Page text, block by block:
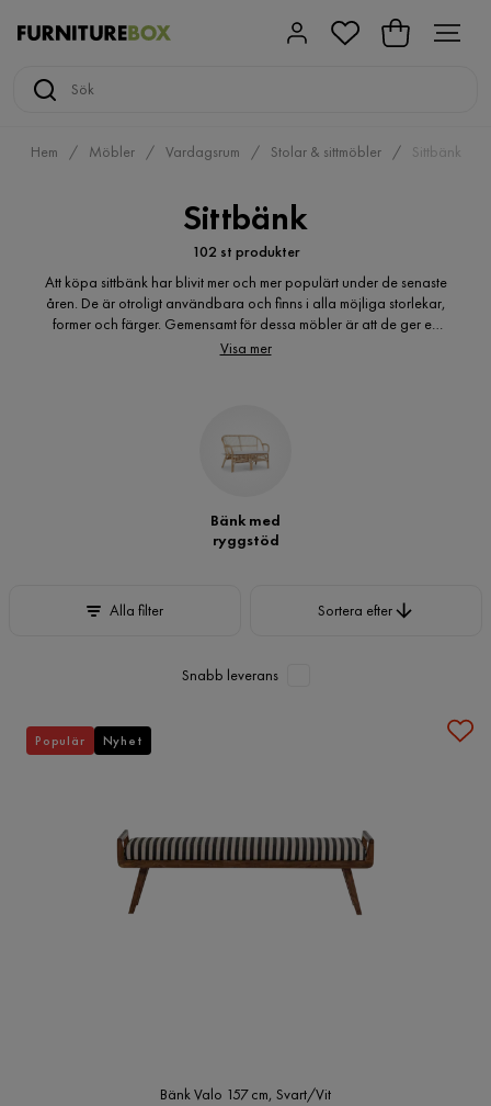
Hem Möbler Vardagsrum Stolar & sittmöbler Sittbänk
Sittbänk
102 st produkter
Att köpa sittbänk har blivit mer och mer populärt under de senaste
åren. De är otroligt användbara och finns i alla möjliga storlekar,
former och färger. Gemensamt för dessa möbler är att de ger en
känsla av både lyx och funktion på samma gång. Hitta den
rutmönster av tygbeklädda knappar? Förbättra känslan i ditt hem
med en sittbänk i just din stil.
Visa mer
Bänk med
ryggstöd
Alla filter Sortera efter
Snabb leverans
Bänk Valo 157 cm, Svart/Vit
Populär Nyhet